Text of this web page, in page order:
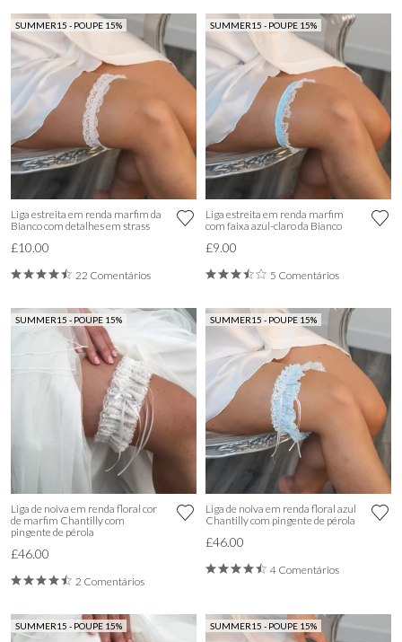
SUMMER15 - POUPE 15%
Liga estreita em renda marfim da
Bianco com detalhes em strass
£10.00
22 Comentários
SUMMER15 - POUPE 15%
Liga estreita em renda marfim
com faixa azul-claro da Bianco
£9.00
5 Comentários
SUMMER15 - POUPE 15%
Liga de noiva em renda floral cor
de marfim Chantilly com
pingente de pérola
£46.00
2 Comentários
SUMMER15 - POUPE 15%
Liga de noiva em renda floral azul
Chantilly com pingente de pérola
£46.00
4 Comentários
SUMMER15 - POUPE 15% SUMMER15 - POUPE 15%